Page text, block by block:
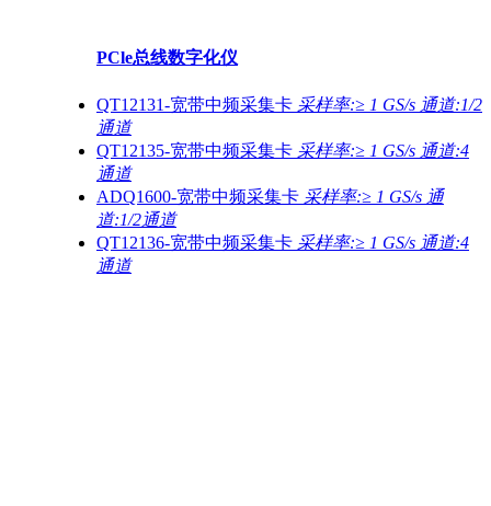
PCle总线数字化仪
QT12131-宽带中频采集卡 采样率:≥ 1 GS/s 通道:1/2
通道
QT12135-宽带中频采集卡 采样率:≥ 1 GS/s 通道:4
通道
ADQ1600-宽带中频采集卡 采样率:≥ 1 GS/s 通
道:1/2通道
QT12136-宽带中频采集卡 采样率:≥ 1 GS/s 通道:4
通道